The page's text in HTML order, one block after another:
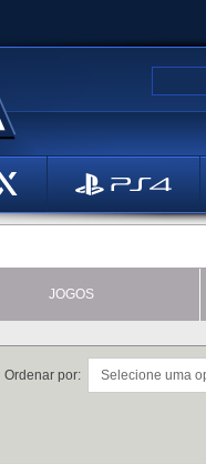
JOGOS
Ordenar por: